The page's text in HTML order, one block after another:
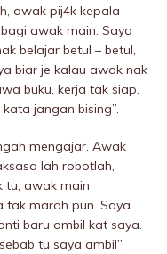
awak pij4k kepala
awak main. Saya
belajar betul – betul,
biar je kalau awak nak
buku, kerja tak siap.
jangan bising”.
mengajar. Awak
lah robotlah,
tu, awak main
tak marah pun. Saya
baru ambil kat saya.
tu saya ambil”.